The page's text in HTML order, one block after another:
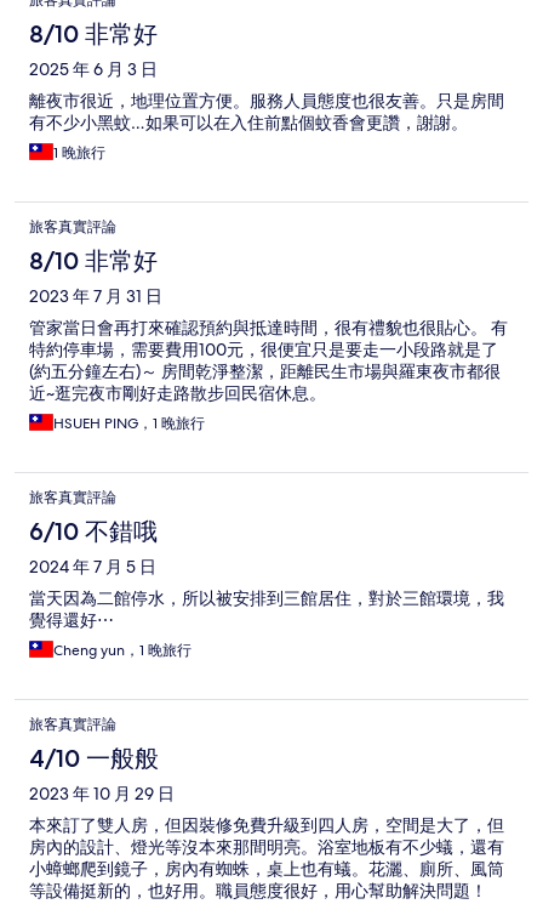
8/10 非常好
2025 年 6 月 3 日
離夜市很近，地理位置方便。服務人員態度也很友善。只是房間
有不少小黑蚊…如果可以在入住前點個蚊香會更讚，謝謝。
1 晚旅行
旅客真實評論
8/10 非常好
2023 年 7 月 31 日
管家當日會再打來確認預約與抵達時間，很有禮貌也很貼心。 有
特約停車場，需要費用100元，很便宜只是要走一小段路就是了
(約五分鐘左右)～ 房間乾淨整潔，距離民生市場與羅東夜市都很
近~逛完夜市剛好走路散步回民宿休息。
HSUEH PING，1 晚旅行
旅客真實評論
6/10 不錯哦
2024 年 7 月 5 日
當天因為二館停水，所以被安排到三館居住，對於三館環境，我
覺得還好⋯
Cheng yun，1 晚旅行
旅客真實評論
4/10 一般般
2023 年 10 月 29 日
本來訂了雙人房，但因裝修免費升級到四人房，空間是大了，但
房內的設計、燈光等沒本來那間明亮。浴室地板有不少蟻，還有
小蟑螂爬到鏡子，房內有蜘蛛，桌上也有蟻。花灑、廁所、風筒
等設備挺新的，也好用。職員態度很好，用心幫助解決問題！